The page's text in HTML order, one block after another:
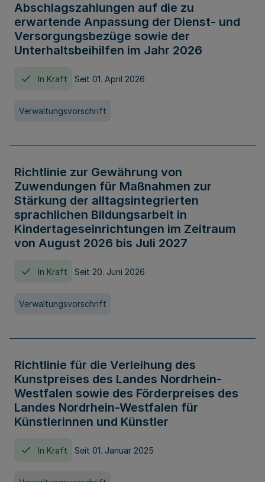
Abschlagszahlungen auf die zu
erwartende Anpassung der Dienst- und
Versorgungsbezüge sowie der
Unterhaltsbeihilfen im Jahr 2026
In Kraft Seit 01. April 2026
Verwaltungsvorschrift
Richtlinie zur Gewährung von
Zuwendungen für Maßnahmen zur
Stärkung der alltagsintegrierten
sprachlichen Bildungsarbeit in
Kindertageseinrichtungen im Zeitraum
von August 2026 bis Juli 2027
In Kraft Seit 20. Juni 2026
Verwaltungsvorschrift
Richtlinie für die Verleihung des
Kunstpreises des Landes Nordrhein-
Westfalen sowie des Förderpreises des
Landes Nordrhein-Westfalen für
Künstlerinnen und Künstler
In Kraft Seit 01. Januar 2025